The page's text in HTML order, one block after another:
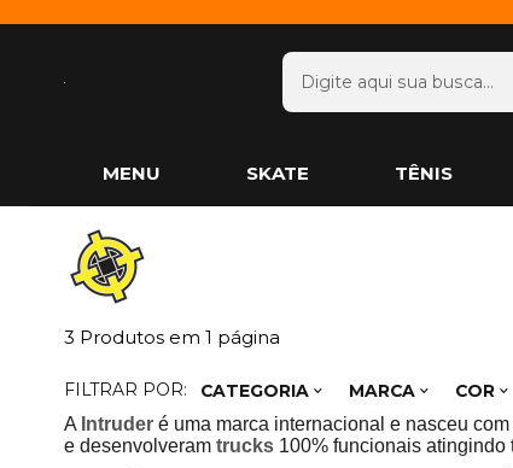
MENU SKATE TÊNIS
3 Produtos em 1 página
FILTRAR POR: CATEGORIA MARCA COR
A Intruder é uma marca internacional e nasceu
e desenvolveram trucks 100% funcionais